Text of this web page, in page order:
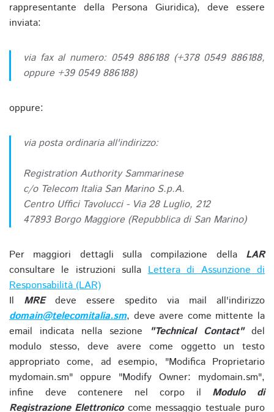
rappresentante della Persona Giuridica), deve essere
inviata:
via fax al numero: 0549 886188 (+378 0549 886188,
oppure +39 0549 886188)
oppure:
via posta ordinaria all'indirizzo:
Registration Authority Sammarinese
c/o Telecom Italia San Marino S.p.A.
Centro Uffici Tavolucci - Via 28 Luglio, 212
47893 Borgo Maggiore (Repubblica di San Marino)
Per maggiori dettagli sulla compilazione della LAR
consultare le istruzioni sullaLettera di Assunzione di
Responsabilità (LAR)
Il MREdeve essere spedito via mail all'indirizzo
domain@telecomitalia.sm, deve avere come mittente la
email indicata nella sezione
"Technical Contact"del
modulo stesso, deve avere come oggetto un testo
appropriato come, ad esempio, "Modifica Proprietario
mydomain.sm" oppure "Modify Owner: mydomain.sm",
infine deve contenere nel corpo il Modulo di
Registrazione Elettronicocome messaggio testuale puro